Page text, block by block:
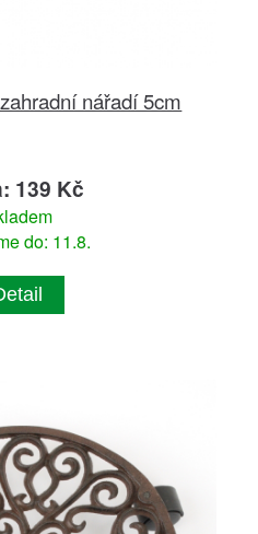
nářadí 5cm
139 Kč
do: 11.8.